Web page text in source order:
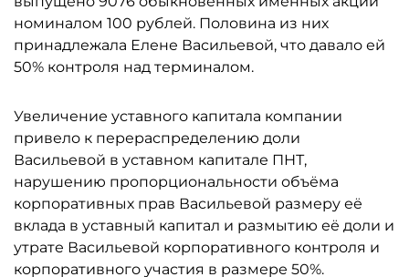
номиналом 100 рублей. Половина из них
принадлежала Елене Васильевой, что давало ей
50% контроля над терминалом.
Увеличение уставного капитала компании
привело к перераспределению доли
Васильевой в уставном капитале ПНТ,
нарушению пропорциональности объёма
корпоративных прав Васильевой размеру её
вклада в уставный капитал и размытию её доли и
утрате Васильевой корпоративного контроля и
корпоративного участия в размере 50%.